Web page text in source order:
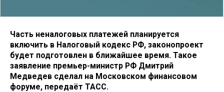
Часть неналоговых платежей планируется
включить в Налоговый кодекс РФ, законопроект
будет подготовлен в ближайшее время. Такое
заявление премьер-министр РФ Дмитрий
Медведев сделал на Московском финансовом
форуме, передаёт ТАСС.